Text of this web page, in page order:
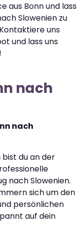
aus Bonn und lass
Slowenien zu
uns
und lass uns
nach
nach
bist du an der
nach Slowenien.
sich um den
persönlichen
auf dein